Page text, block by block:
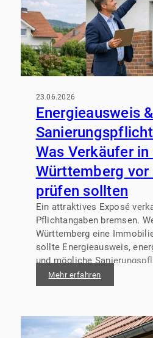
23.06.2026
Energieausweis &
Was Verkäufer in
Württemberg
prüfen sollten
Ein attraktives Exposé
Pflichtangaben bremsen.
Württemberg eine
sollte Energieausweis,
und mögliche
So vermeiden Sie
unnötige
Kapitalanlegern und
Mehr erfahren